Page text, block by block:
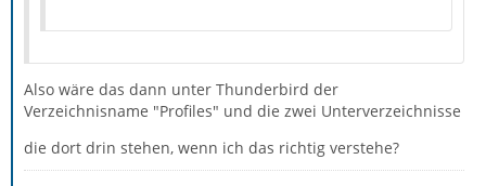
Also wäre das dann unter Thunderbird der
Verzeichnisname "Profiles" und die zwei Unterverzeichnisse
die dort drin stehen, wenn ich das richtig verstehe?